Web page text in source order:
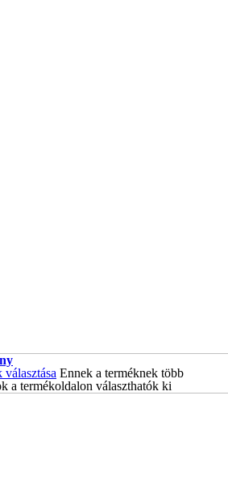
Ennek a terméknek több
a termékoldalon választhatók ki